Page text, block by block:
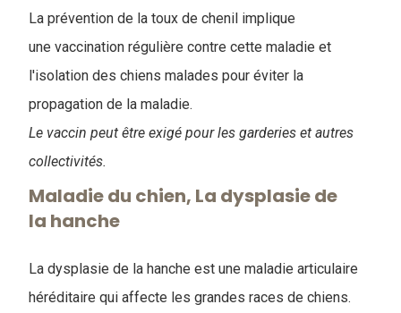
La prévention de la toux de chenil implique
une vaccination régulière contre cette maladie et
l'isolation des chiens malades pour éviter la
propagation de la maladie.
Le vaccin peut être exigé pour les garderies et autres
collectivités.
Maladie du chien, La dysplasie de
la hanche
La dysplasie de la hanche est une maladie articulaire
héréditaire qui affecte les grandes races de chiens.